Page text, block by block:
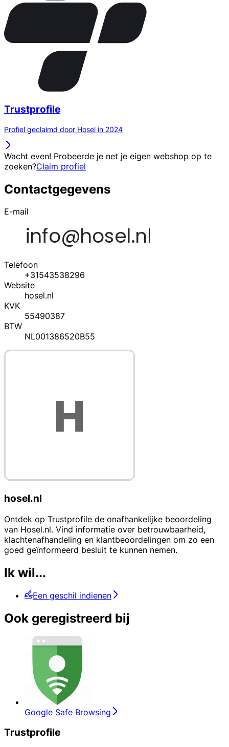
Trustprofile
Profiel geclaimd door Hosel in 2024
Wacht even! Probeerde je net je eigen webshop op te
zoeken?Claim profiel
Contactgegevens
E-mail
Telefoon
+31543538296
Website
hosel.nl
KVK
55490387
BTW
NL001386520B55
hosel.nl
Ontdek op Trustprofile de onafhankelijke beoordeling
van Hosel.nl. Vind informatie over betrouwbaarheid,
klachtenafhandeling en klantbeoordelingen om zo een
goed geïnformeerd besluit te kunnen nemen.
Ik wil...
Een geschil indienen
Ook geregistreerd bij
Google Safe Browsing
Trustprofile